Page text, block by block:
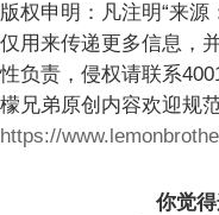
版权申明：凡注明“来源
仅用来传递更多信息，
性负责，侵权请联系
檬兄弟原创内容欢迎规
https://
你觉